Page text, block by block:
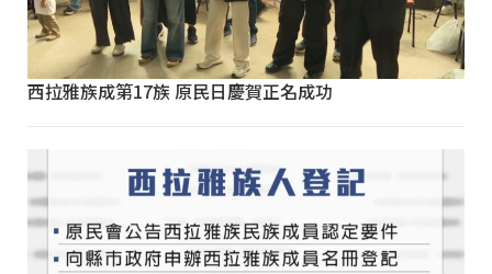
西拉雅族成第17族 原民日慶賀正名成功